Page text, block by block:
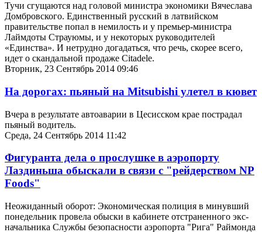
Тучи сгущаются над головой министра экономики Вячеслава
Домбровского. Единственный русский в латвийском
правительстве попал в немилость и у премьер-министра
Лаймдоты Страуюмы, и у некоторых руководителей
«Единства». И нетрудно догадаться, что речь, скорее всего,
идет о скандальной продаже Citadele.
Вторник, 23 Сентябрь 2014 09:46
На дорогах: пьяный на Mitsubishi улетел в кювет
Вчера в результате автоаварии в Цесисском крае пострадал
пьяный водитель.
Среда, 24 Сентябрь 2014 11:42
Фигуранта дела о прослушке в аэропорту
Лаздиньша обыскали в связи с "рейдерством NP
Foods"
Неожиданный оборот: Экономическая полиция в минувший
понедельник провела обыски в кабинете отстраненного экс-
начальника Службы безопасности аэропорта "Рига" Раймонда